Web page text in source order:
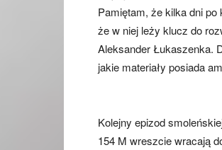
Pamiętam, że kilka dni po
że w niej leży klucz do
Aleksander Łukaszenka.
jakie materiały posiada
Kolejny epizod
154 M wreszcie wracają